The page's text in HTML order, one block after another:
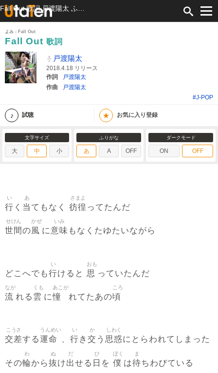
よみ：Fall Out
Fall Out 歌詞
戸渡陽太
2018.4.18 リリース
作詞
戸渡陽太
作曲
戸渡陽太
#J-POP
試聴 ★ お気に入り登録
文字サイズ
大 中 小
ふりがな
あ A OFF
ダークモード
ON OFF
行
い
く 当
あ
てもなく 彷徨
さまよ
ってたんだ
世間
せけん
の風
かぜ
に意味
いみ
もなくたゆたいながら
どこへでも行
い
けると 思
おも
っていたんだ
流
なが
れる 雲
くも
に憧
あこが
れてたあの頃
ころ
交差
こうさ
する運命
うんめい
、 行
い
き 交
か
う 思惑
しわく
にとらわれてしまった
その輪
わ
から抜
ぬ
け出
だ
せる 日
ひ
を 僕
ぼく
は待
ま
ちわびている